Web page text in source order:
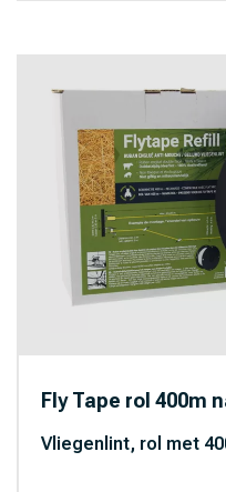
Fly Tape rol 400m
Vliegenlint, rol met